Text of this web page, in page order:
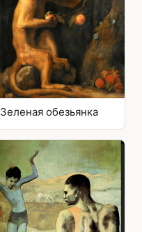
Зеленая обезьянка